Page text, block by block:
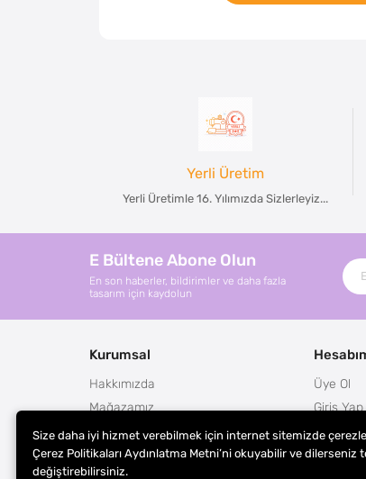
Yerli Üretim
Yerli Üretimle 16. Yılımızda Sizlerleyiz...
E Bültene Abone Olun
En son haberler, bildirimler ve daha fazla
tasarım için kaydolun
Kurumsal
Hakkımızda
Mağazamız
İletişim
Üye Ol
Giriş Yap
Sepetim
Size daha iyi hizmet verebilmek için internet sitemizde
Çerez Politikaları Aydınlatma Metni’ni okuyabilir ve dilerseniz
değiştirebilirsiniz.